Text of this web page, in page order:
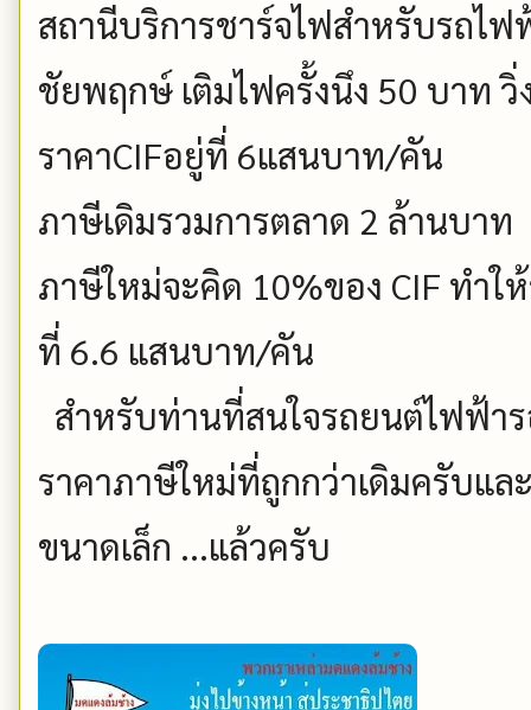
สถานีบริการชาร์จไฟสำหรับรถไ
ชัยพฤกษ์ เติมไฟครั้งนึง 50 บาท วิ่
ราคาCIFอยู่ที่ 6แสนบาท/คัน
ภาษีเดิมรวมการตลาด 2 ล้านบาท
ภาษีใหม่จะคิด 10%ของ CIF ทำ
ที่ 6.6 แสนบาท/คัน
สำหรับท่านที่สนใจรถยนต์ไฟฟ้า
ราคาภาษีใหม่ที่ถูกกว่าเดิมครับแล
ขนาดเล็ก ...แล้วครับ